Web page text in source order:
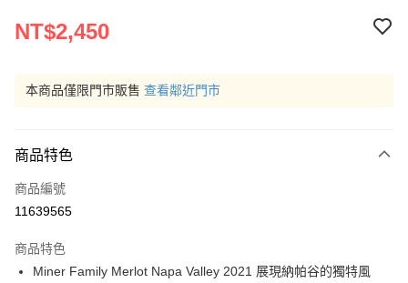
NT$2,450
本商品僅限門市販售 查看鄰近門市
商品特色
商品編號
11639565
商品特色
Miner Family Merlot Napa Valley 2021 展現納帕谷的獨特風